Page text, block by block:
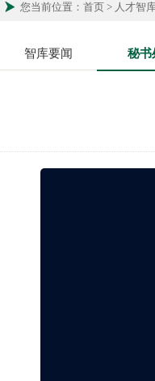
您当前位置：首页 > 人才智
智库要闻 秘书